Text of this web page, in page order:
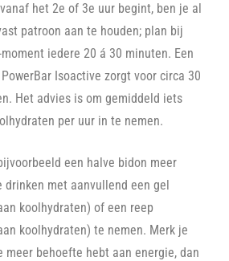
het 2e of 3e uur begint, ben je al
patroon aan te houden; plan bij
iedere 20 á 30 minuten. Een
Isoactive zorgt voor circa 30
Het advies is om gemiddeld iets
per uur in te nemen.
een halve bidon meer
drinken met aanvullend een gel
koolhydraten) of een reep
koolhydraten) te nemen. Merk je
behoefte hebt aan energie, dan